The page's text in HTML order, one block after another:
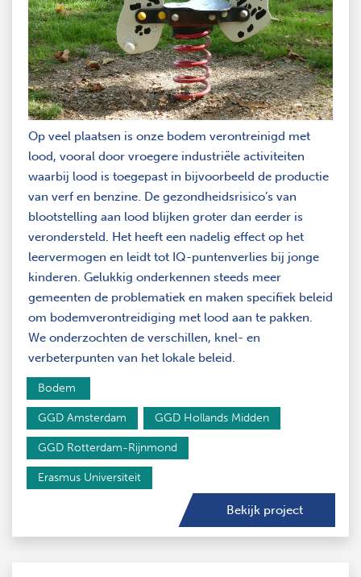
Op veel plaatsen is onze bodem verontreinigd met
lood, vooral door vroegere industriële activiteiten
waarbij lood is toegepast in bijvoorbeeld de productie
van verf en benzine. De gezondheidsrisico’s van
blootstelling aan lood blijken groter dan eerder is
verondersteld. Het heeft een nadelig effect op het
leervermogen en leidt tot IQ-puntenverlies bij jonge
kinderen. Gelukkig onderkennen steeds meer
gemeenten de problematiek en maken specifiek beleid
om bodemverontreidiging met lood aan te pakken.
We onderzochten de verschillen, knel- en
verbeterpunten van het lokale beleid.
Bodem
GGD Amsterdam GGD Hollands Midden
GGD Rotterdam-Rijnmond
Erasmus Universiteit
Bekijk project